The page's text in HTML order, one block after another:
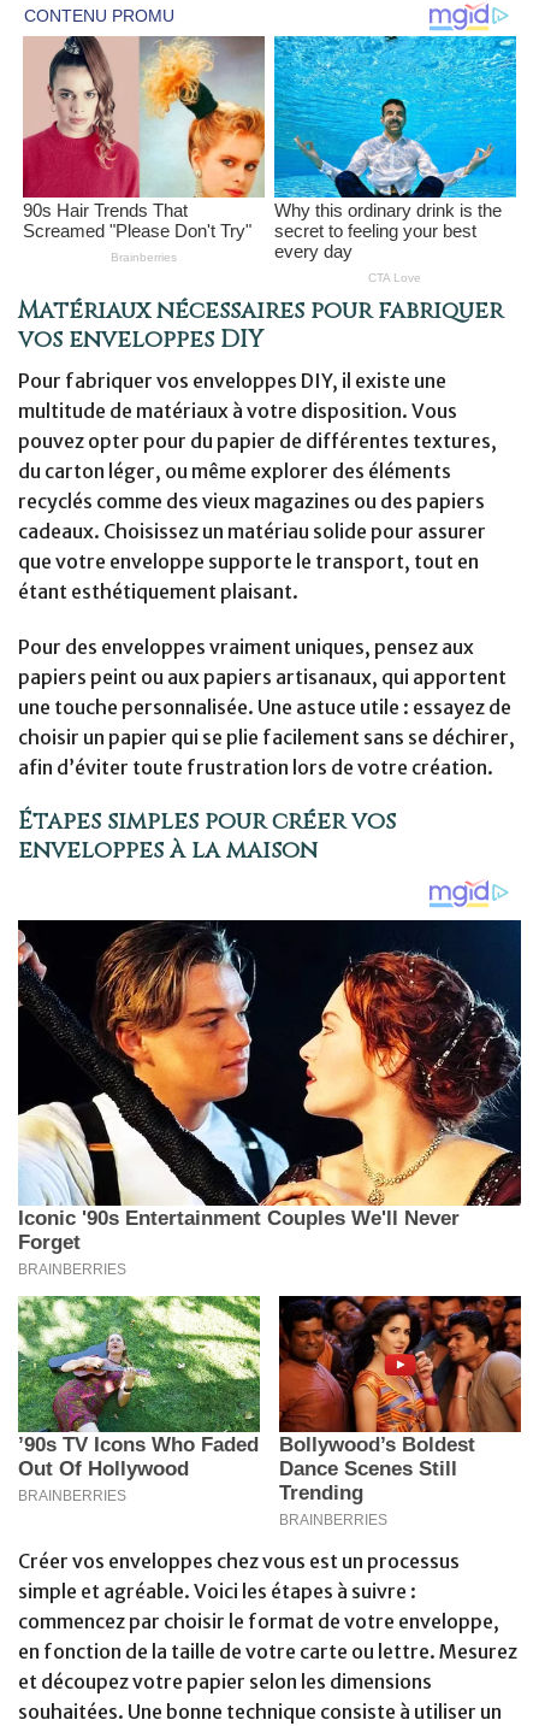
Matériaux nécessaires pour fabriquer
vos enveloppes DIY
Pour fabriquer vos enveloppes DIY, il existe une
multitude de matériaux à votre disposition. Vous
pouvez opter pour du papier de différentes textures,
du carton léger, ou même explorer des éléments
recyclés comme des vieux magazines ou des papiers
cadeaux. Choisissez un matériau solide pour assurer
que votre enveloppe supporte le transport, tout en
étant esthétiquement plaisant.
Pour des enveloppes vraiment uniques, pensez aux
papiers peint ou aux papiers artisanaux, qui apportent
une touche personnalisée. Une astuce utile : essayez de
choisir un papier qui se plie facilement sans se déchirer,
afin d’éviter toute frustration lors de votre création.
Étapes simples pour créer vos
enveloppes à la maison
Créer vos enveloppes chez vous est un processus
simple et agréable. Voici les étapes à suivre :
commencez par choisir le format de votre enveloppe,
en fonction de la taille de votre carte ou lettre. Mesurez
et découpez votre papier selon les dimensions
souhaitées. Une bonne technique consiste à utiliser un